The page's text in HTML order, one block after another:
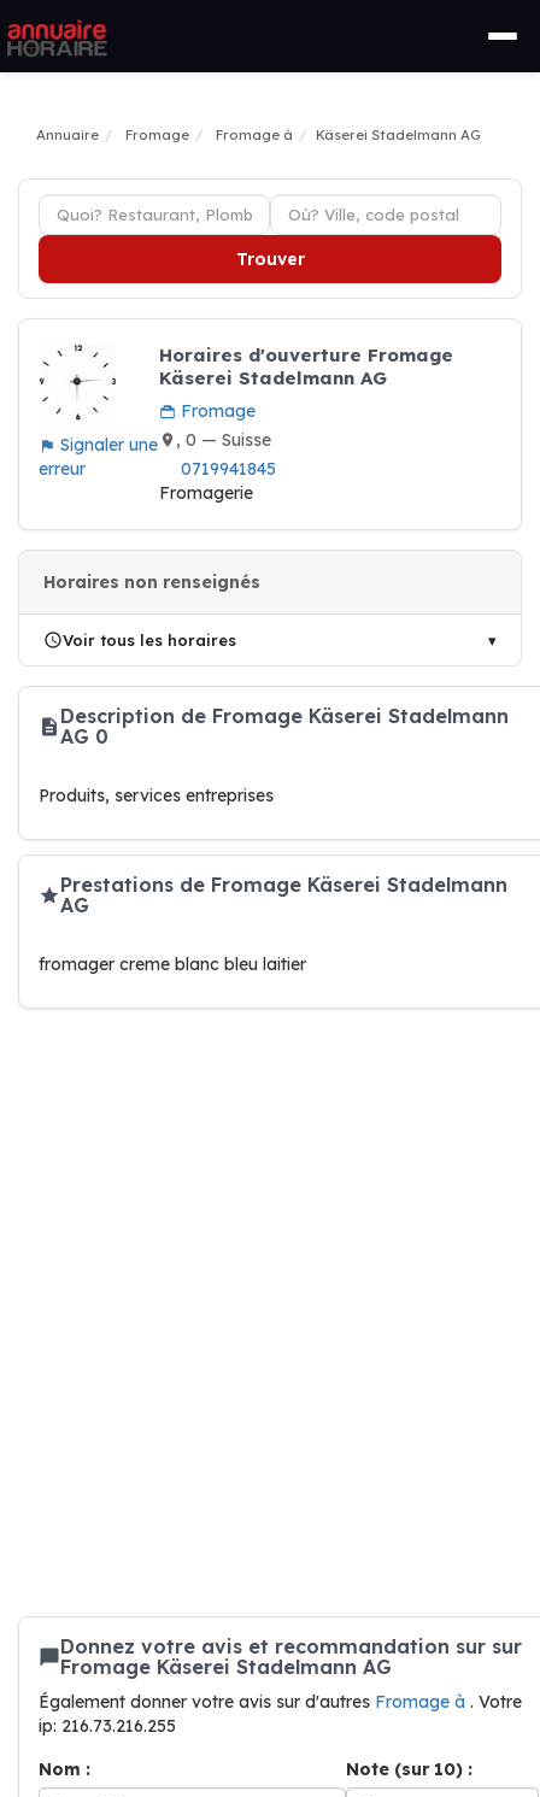
Annuaire Fromage Fromage à Käserei Stadelmann AG
Trouver
Signaler une
erreur
Horaires d'ouverture Fromage
Käserei Stadelmann AG
Fromage
, 0 — Suisse
0719941845
Fromagerie
Horaires non renseignés
Voir tous les horaires
Description de Fromage Käserei Stadelmann
AG 0
Produits, services entreprises
Prestations de Fromage Käserei Stadelmann
AG
fromager creme blanc bleu laitier
Donnez votre avis et recommandation sur sur
Fromage Käserei Stadelmann AG
Également donner votre avis sur d'autres Fromage à . Votre
ip: 216.73.216.255
Nom :
Note (sur 10) :